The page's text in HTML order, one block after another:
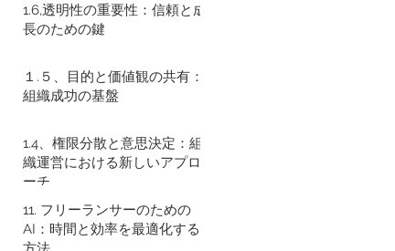
1.6,透明性の重要性：信頼と成
長のための鍵
１.５、目的と価値観の共有：
組織成功の基盤
1.4、権限分散と意思決定：組
織運営における新しいアプロ
ーチ
11. フリーランサーのための
AI：時間と効率を最適化する